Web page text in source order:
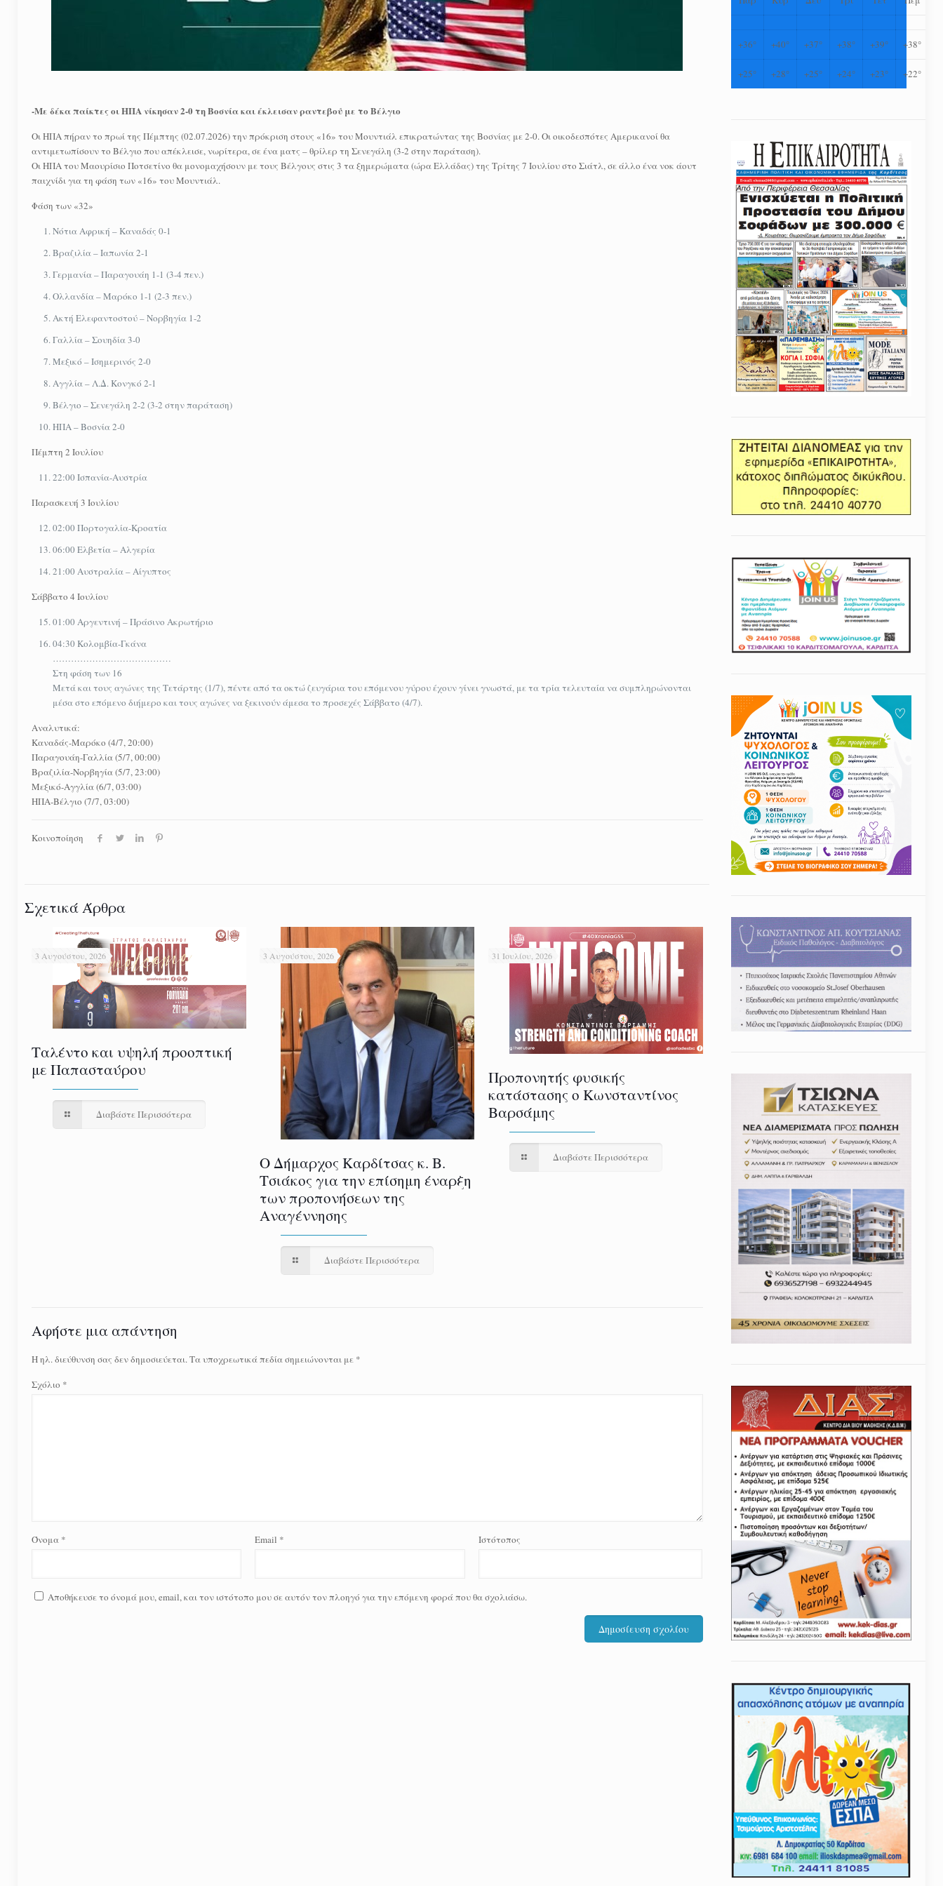
-Με δέκα παίκτες οι ΗΠΑ νίκησαν 2-0 τη Βοσνία και έκλεισαν ραντεβού με το Βέλγιο
Οι ΗΠΑ πήραν το πρωί της Πέμπτης (02.07.2026) την πρόκριση στους «16» του Μουντιάλ επικρατώντας της Βοσνίας με 2-0. Οι οικοδεσπότες Αμερικανοί θα
αντιμετωπίσουν το Βέλγιο που απέκλεισε, νωρίτερα, σε ένα ματς – θρίλερ τη Σενεγάλη (3-2 στην παράταση).
Οι ΗΠΑ του Μαουρίσιο Ποτσετίνο θα μονομαχήσουν με τους Βέλγους στις 3 τα ξημερώματα (ώρα Ελλάδας) της Τρίτης 7 Ιουλίου στο Σιάτλ, σε άλλο ένα νοκ άουτ
παιχνίδι για τη φάση των «16» του Μουντιάλ.
Φάση των «32»
Νότια Αφρική – Καναδάς 0-1
Βραζιλία – Ιαπωνία 2-1
Γερμανία – Παραγουάη 1-1 (3-4 πεν.)
Ολλανδία – Μαρόκο 1-1 (2-3 πεν.)
Ακτή Ελεφαντοστού – Νορβηγία 1-2
Γαλλία – Σουηδία 3-0
Μεξικό – Iσημερινός 2-0
Αγγλία – Λ.Δ. Κονγκό 2-1
Βέλγιο – Σενεγάλη 2-2 (3-2 στην παράταση)
ΗΠΑ – Βοσνία 2-0
Πέμπτη 2 Ιουλίου
22:00 Ισπανία-Αυστρία
Παρασκευή 3 Ιουλίου
02:00 Πορτογαλία-Κροατία
06:00 Ελβετία – Αλγερία
21:00 Αυστραλία – Αίγυπτος
Σάββατο 4 Ιουλίου
01:00 Αργεντινή – Πράσινο Ακρωτήριο
04:30 Κολομβία-Γκάνα
…………………………………
Στη φάση των 16
Μετά και τους αγώνες της Τετάρτης (1/7), πέντε από τα οκτώ ζευγάρια του επόμενου γύρου έχουν γίνει γνωστά, με τα τρία τελευταία να συμπληρώνονται
μέσα στο επόμενο διήμερο και τους αγώνες να ξεκινούν άμεσα το προσεχές Σάββατο (4/7).
Αναλυτικά:
Καναδάς-Μαρόκο (4/7, 20:00)
Παραγουάη-Γαλλία (5/7, 00:00)
Βραζιλία-Νορβηγία (5/7, 23:00)
Μεξικό-Αγγλία (6/7, 03:00)
ΗΠΑ-Βέλγιο (7/7, 03:00)
Κοινοποίηση
Σχετικά Άρθρα
3 Αυγούστου, 2026
Ταλέντο και υψηλή προοπτική
με Παπασταύρου
Διαβάστε Περισσότερα
3 Αυγούστου, 2026
Ο Δήμαρχος Καρδίτσας κ. Β.
Τσιάκος για την επίσημη έναρξη
των προπονήσεων της
Αναγέννησης
Διαβάστε Περισσότερα
31 Ιουλίου, 2026
Προπονητής φυσικής
κατάστασης ο Κωνσταντίνος
Βαρσάμης
Διαβάστε Περισσότερα
Αφήστε μια απάντηση
Η ηλ. διεύθυνση σας δεν δημοσιεύεται. Τα υποχρεωτικά πεδία σημειώνονται με *
Σχόλιο *
Όνομα * Email * Ιστότοπος
Αποθήκευσε το όνομά μου, email, και τον ιστότοπο μου σε αυτόν τον πλοηγό για την επόμενη φορά που θα σχολιάσω.
+36° +40° +37° +38° +39° +38°
+25° +28° +25° +24° +23° +22°